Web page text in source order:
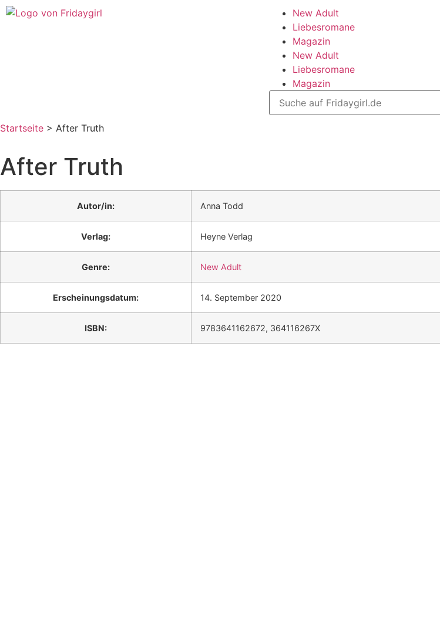
New Adult
Liebesromane
Magazin
New Adult
Liebesromane
Magazin
Startseite > After Truth
After Truth
Autor/in: Anna Todd
Verlag: Heyne Verlag
Genre: New Adult
Erscheinungsdatum: 14. September 2020
ISBN: 9783641162672, 364116267X